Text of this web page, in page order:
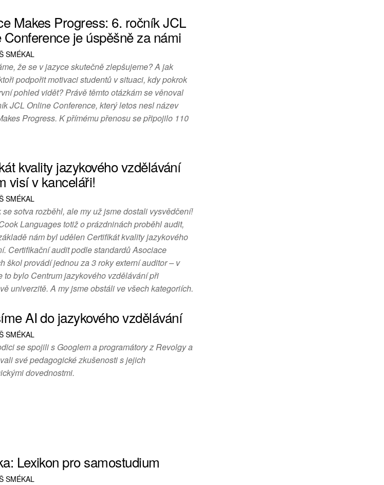
Makes Progress: 6. ročník JCL
Conference je úspěšně za námi
SMÉKAL
že se v jazyce skutečně zlepšujeme? A jak
podpořit motivaci studentů v situaci, kdy pokrok
pohled vidět? Právě těmto otázkám se věnoval
JCL Online Conference, který letos nesl název
Progress. K přímému přenosu se připojilo 110
kvality jazykového vzdělávání
visí v kanceláři!
SMÉKAL
se sotva rozběhl, ale my už jsme dostali vysvědčení!
Languages totiž o prázdninách proběhl audit,
nám byl udělen Certifikát kvality jazykového
Certifikační audit podle standardů Asociace
škol provádí jednou za 3 roky externí auditor – v
to bylo Centrum jazykového vzdělávání při
univerzitě. A my jsme obstáli ve všech kategoriích.
AI do jazykového vzdělávání
SMÉKAL
se spojili s Googlem a programátory z Revolgy a
své pedagogické zkušenosti s jejich
dovednostmi.
Lexikon pro samostudium
SMÉKAL